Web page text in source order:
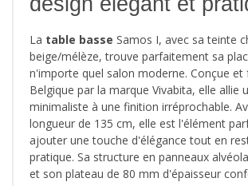
La table basse Samos I, avec sa teinte
beige/mélèze, trouve parfaitement sa
n'importe quel salon moderne. Conçue et
Belgique par la marque Vivabita, elle allie
minimaliste à une finition irréprochable.
longueur de 135 cm, elle est l'élément
ajouter une touche d'élégance tout en
pratique. Sa structure en panneaux
et son plateau de 80 mm d'épaisseur